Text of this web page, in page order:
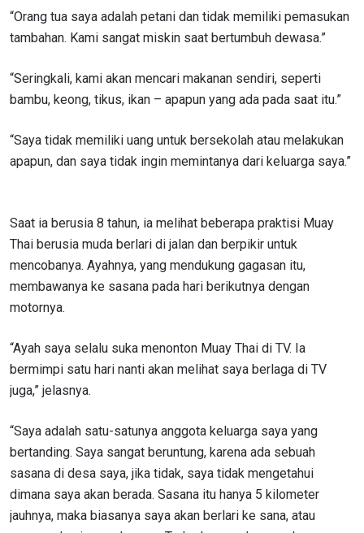
“Orang tua saya adalah petani dan tidak memiliki pemasukan
tambahan. Kami sangat miskin saat bertumbuh dewasa.”
“Seringkali, kami akan mencari makanan sendiri, seperti
bambu, keong, tikus, ikan – apapun yang ada pada saat itu.”
“Saya tidak memiliki uang untuk bersekolah atau melakukan
apapun, dan saya tidak ingin memintanya dari keluarga saya.”
Saat ia berusia 8 tahun, ia melihat beberapa praktisi Muay
Thai berusia muda berlari di jalan dan berpikir untuk
mencobanya. Ayahnya, yang mendukung gagasan itu,
membawanya ke sasana pada hari berikutnya dengan
motornya.
“Ayah saya selalu suka menonton Muay Thai di TV. Ia
bermimpi satu hari nanti akan melihat saya berlaga di TV
juga,” jelasnya.
“Saya adalah satu-satunya anggota keluarga saya yang
bertanding. Saya sangat beruntung, karena ada sebuah
sasana di desa saya, jika tidak, saya tidak mengetahui
dimana saya akan berada. Sasana itu hanya 5 kilometer
jauhnya, maka biasanya saya akan berlari ke sana, atau